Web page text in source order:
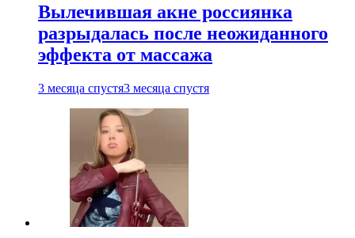
Вылечившая акне россиянка
разрыдалась после неожиданного
эффекта от массажа
3 месяца спустя3 месяца спустя